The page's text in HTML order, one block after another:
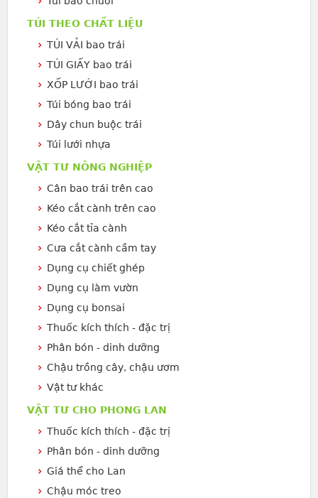
TÚI THEO CHẤT LIỆU
TÚI VẢI bao trái
TÚI GIẤY bao trái
XỐP LƯỚI bao trái
Túi bóng bao trái
Dây chun buộc trái
Túi lưới nhựa
VẬT TƯ NÔNG NGHIỆP
Cân bao trái trên cao
Kéo cắt cành trên cao
Kéo cắt tỉa cành
Cưa cắt cành cầm tay
Dụng cụ chiết ghép
Dụng cụ làm vườn
Dụng cụ bonsai
Thuốc kích thích - đặc trị
Phân bón - dinh dưỡng
Chậu trồng cây, chậu ươm
Vật tư khác
VẬT TƯ CHO PHONG LAN
Thuốc kích thích - đặc trị
Phân bón - dinh dưỡng
Giá thể cho Lan
Chậu móc treo